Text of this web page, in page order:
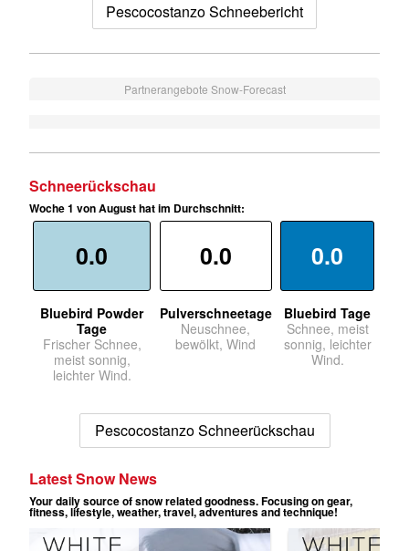
Pescocostanzo Schneebericht
Partnerangebote Snow-Forecast
Schneerückschau
Woche 1 von August hat im Durchschnitt:
0.0
Bluebird Powder
Tage
Frischer Schnee,
meist sonnig,
leichter Wind.
0.0
Pulverschneetage
Neuschnee,
bewölkt, Wind
0.0
Bluebird Tage
Schnee, meist
sonnig, leichter
Wind.
Pescocostanzo Schneerückschau